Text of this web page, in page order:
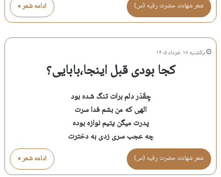
ادامه شعر » شعر شهادت حضرت رقيه (س)
یکشنبه ۱۷ خرداد ۱۴۰۵
کجا بودی قبل اینجا،بابایی؟
چِقَدَر دلم برات تنگ شده بود
الهی که من بشم فدا سرت
پدرت میگن یتیم نوازه بوده
چه عجب سری زدی به دخترت
ادامه شعر » شعر شهادت حضرت رقيه (س)